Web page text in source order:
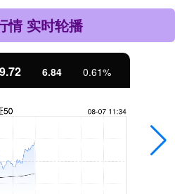
情 实时轮播
6.84 0.61%